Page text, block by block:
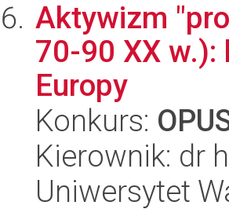
Aktywizm
70-90 XX
Europy
Konkurs:
Kierownik: dr
Uniwersytet